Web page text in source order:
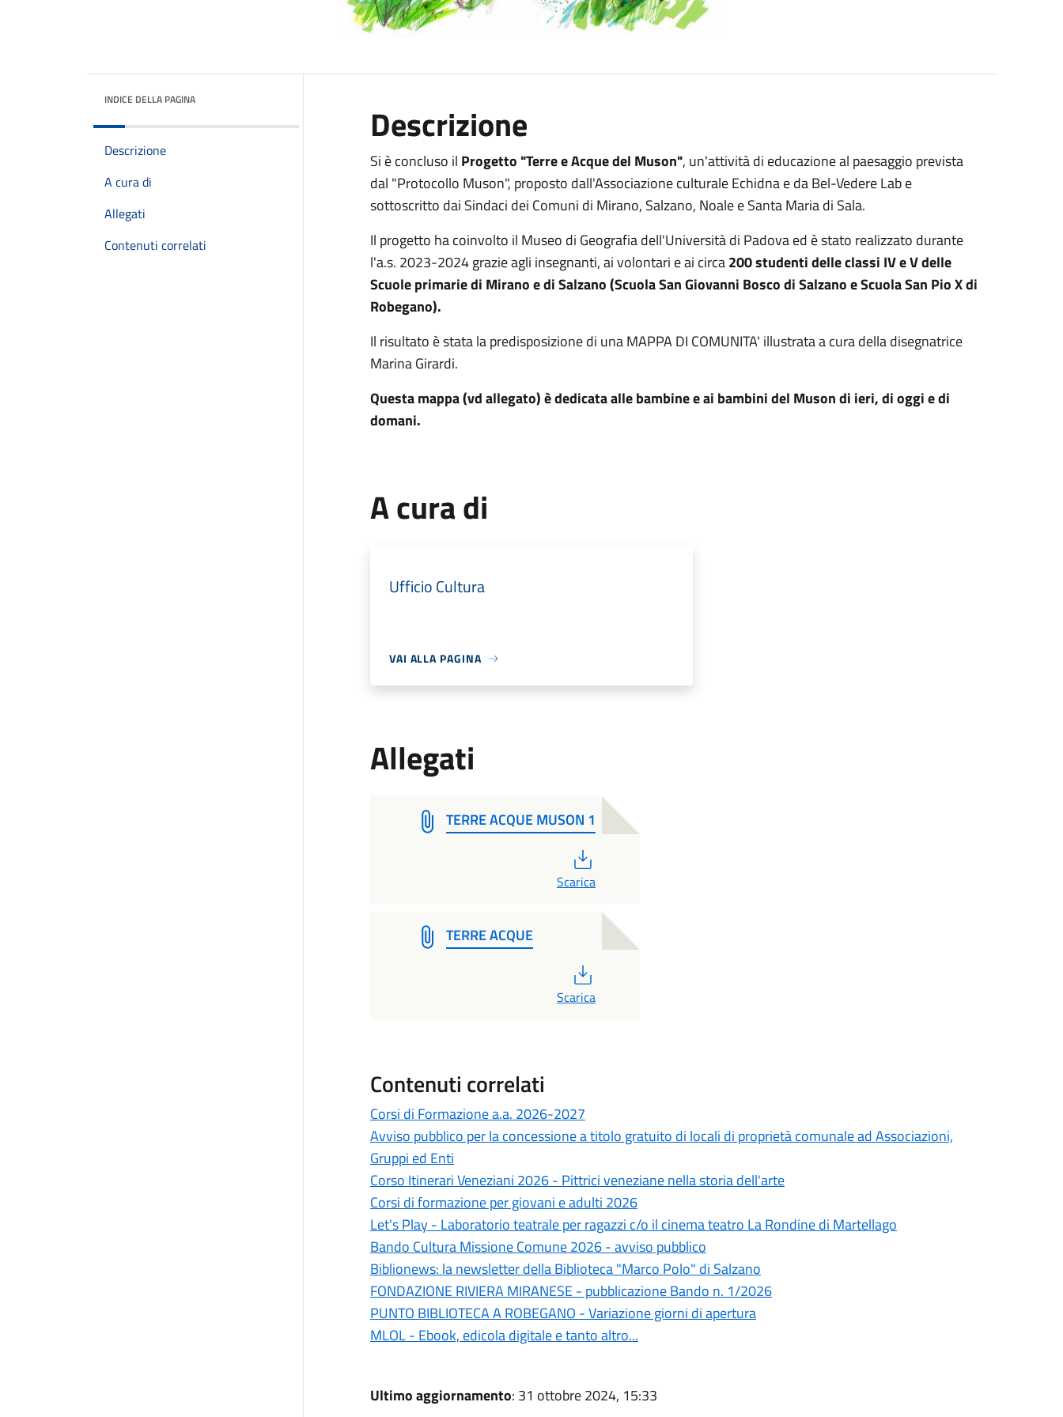
INDICE DELLA PAGINA
Descrizione
A cura di
Allegati
Contenuti correlati
Descrizione
Si è concluso il Progetto "Terre e Acque del Muson", un'attività di educazione al paesaggio prevista
dal "Protocollo Muson", proposto dall'Associazione culturale Echidna e da Bel-Vedere Lab e
sottoscritto dai Sindaci dei Comuni di Mirano, Salzano, Noale e Santa Maria di Sala.
Il progetto ha coinvolto il Museo di Geografia dell'Università di Padova ed è stato realizzato durante
l'a.s. 2023-2024 grazie agli insegnanti, ai volontari e ai circa200 studenti delle classi IV e V delle
Scuole primarie di Mirano e di Salzano (Scuola San Giovanni Bosco di Salzano e Scuola San Pio X di
Robegano).
Il risultato è stata la predisposizione di una MAPPA DI COMUNITA' illustrata a cura della disegnatrice
Marina Girardi.
Questa mappa (vd allegato) è dedicata alle bambine e ai bambini del Muson di ieri, di oggi e di
domani.
A cura di
Ufficio Cultura
VAI ALLA PAGINA
Allegati
TERRE ACQUE MUSON 1
Scarica
TERRE ACQUE
Scarica
Contenuti correlati
Corsi di Formazione a.a. 2026-2027
Avviso pubblico per la concessione a titolo gratuito di locali di proprietà comunale ad Associazioni,
Gruppi ed Enti
Corso Itinerari Veneziani 2026 - Pittrici veneziane nella storia dell'arte
Corsi di formazione per giovani e adulti 2026
Let's Play - Laboratorio teatrale per ragazzi c/o il cinema teatro La Rondine di Martellago
Bando Cultura Missione Comune 2026 - avviso pubblico
Biblionews: la newsletter della Biblioteca "Marco Polo" di Salzano
FONDAZIONE RIVIERA MIRANESE - pubblicazione Bando n. 1/2026
PUNTO BIBLIOTECA A ROBEGANO - Variazione giorni di apertura
MLOL - Ebook, edicola digitale e tanto altro...
Ultimo aggiornamento: 31 ottobre 2024, 15:33